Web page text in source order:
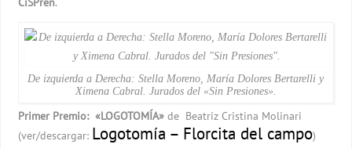
De izquierda a Derecha: Stella Moreno, María Dolores Bertarelli y
Ximena Cabral. Jurados del «Sin Presiones».
Primer Premio: «LOGOTOMÍA»de Beatriz Cristina Molinari
(ver/descargar: Logotomía – Florcita del campo)